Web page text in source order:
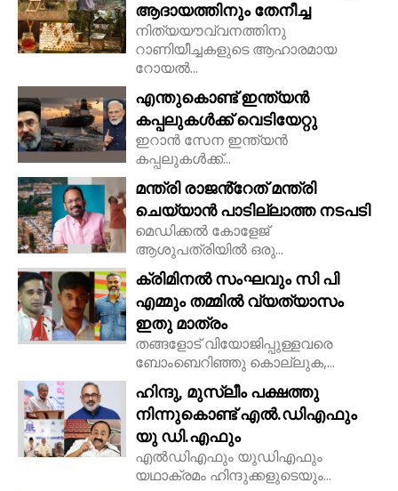
ആദായത്തിനും തേനീച്ച
നിത്യയൗവ്വനത്തിനു
റാണിയീച്ചകളുടെ ആഹാരമായ
റോയല്‍...
എന്തുകൊണ്ട് ഇന്ത്യൻ
കപ്പലുകൾക്ക് വെടിയേറ്റു
ഇറാൻ സേന ഇന്ത്യൻ
കപ്പലുകൾക്ക്...
മന്ത്രി രാജൻ്റേത് മന്ത്രി
ചെയ്യാൻ പാടില്ലാത്ത നടപടി
മെഡിക്കൽ കോളേജ്
ആശുപത്രിയിൽ ഒരു...
ക്രിമിനൽ സംഘവും സി പി
എമ്മും തമ്മിൽ വ്യത്യാസം
ഇതു മാത്രം
തങ്ങളോട് വിയോജിപ്പുള്ളവരെ
ബോംബെറിഞ്ഞു കൊല്ലുക,...
ഹിന്ദു, മുസ്ലീം പക്ഷത്തു
നിന്നുകൊണ്ട് എൽ.ഡിഎഫും
യു ഡി.എഫും
എൽഡിഎഫും യുഡിഎഫും
യഥാക്രമം ഹിന്ദുക്കളുടെയും...